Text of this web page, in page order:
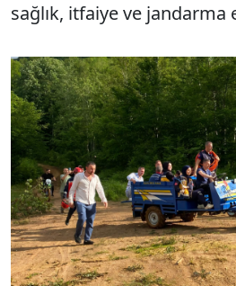
sağlık, itfaiye ve